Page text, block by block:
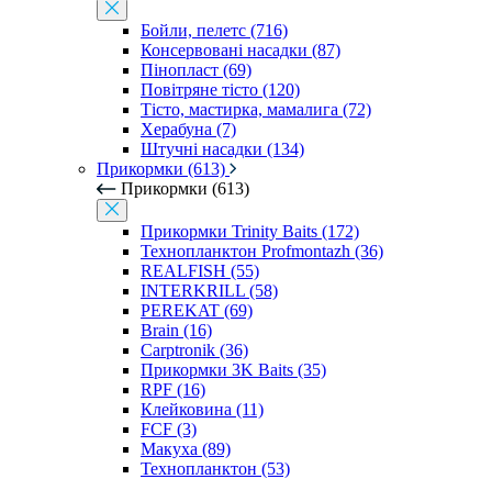
Бойли, пелетс (716)
Консервовані насадки (87)
Пінопласт (69)
Повітряне тісто (120)
Тісто, мастирка, мамалига (72)
Херабуна (7)
Штучні насадки (134)
Прикормки (613)
Прикормки (613)
Прикормки Trinity Baits (172)
Технопланктон Profmontazh (36)
REALFISH (55)
INTERKRILL (58)
PEREKAT (69)
Brain (16)
Carptronik (36)
Прикормки 3K Baits (35)
RPF (16)
Клейковина (11)
FCF (3)
Макуха (89)
Технопланктон (53)